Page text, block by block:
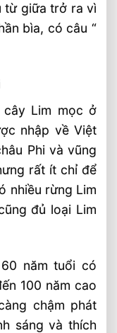
từ giữa trở ra vì
bìa, có câu “
cây Lim mọc ở
nhập về Việt
Phi và vũng
rất ít chỉ để
nhiều rừng Lim
đủ loại Lim
năm tuổi có
100 năm cao
chậm phát
sáng và thích